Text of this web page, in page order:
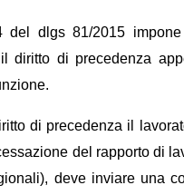
del dlgs 81/2015
diritto di precedenza
di precedenza il
del rapporto di
deveinviare una